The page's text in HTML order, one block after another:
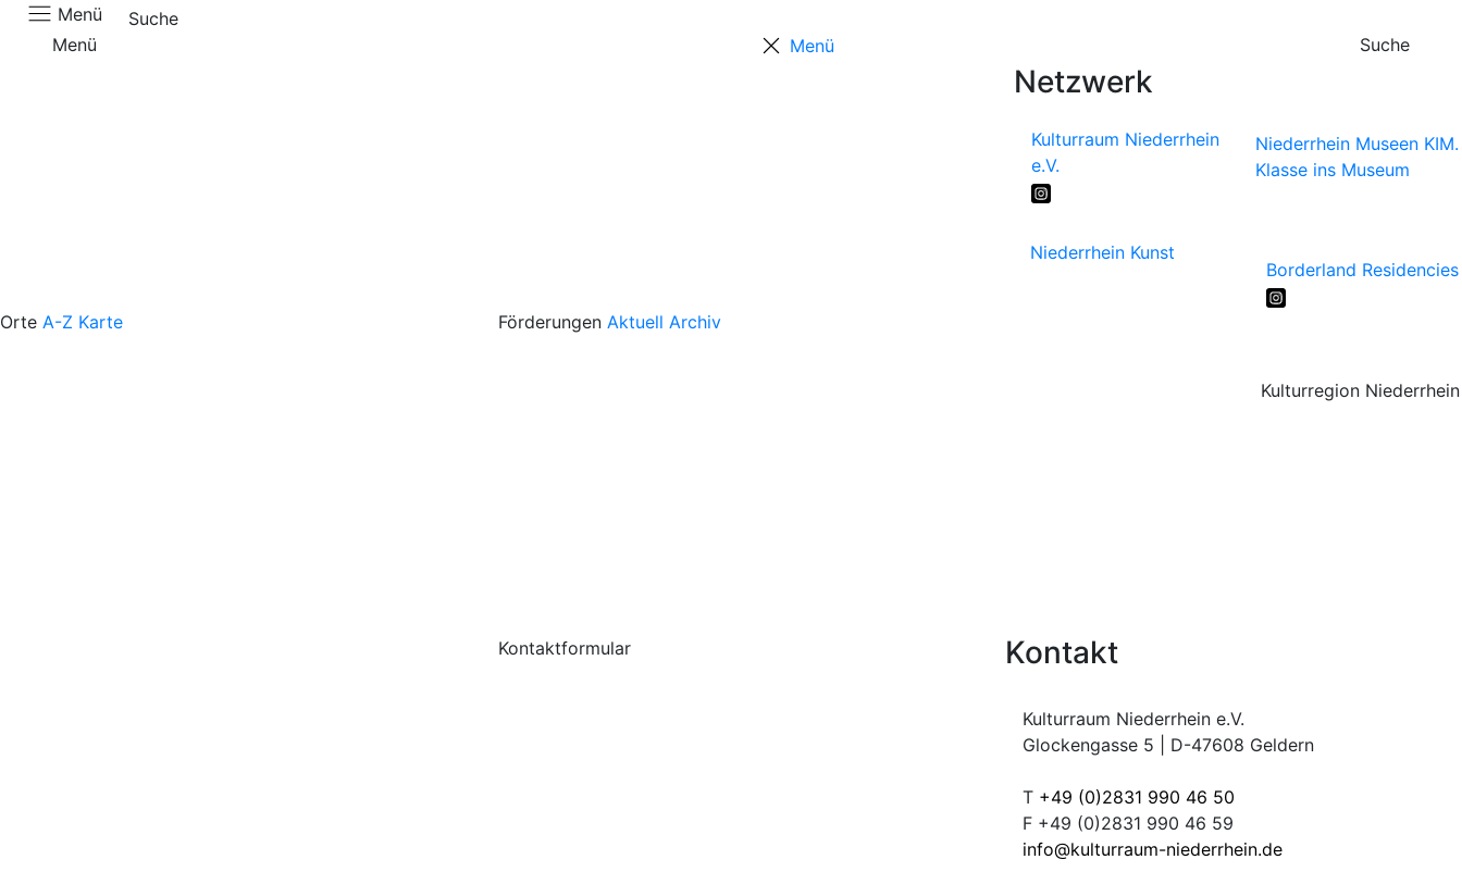
Menü
Suche
Menü
Menü
Suche
Netzwerk
Kulturraum Niederrhein
e.V.
Niederrhein Museen KIM.
Klasse ins Museum
Niederrhein Kunst
Borderland Residencies
Orte A-Z Karte Förderungen Aktuell Archiv
Kulturregion Niederrhein
Kontaktformular
Kontakt
Kulturraum Niederrhein e.V.
Glockengasse 5 | D-47608 Geldern
T +49 (0)2831 990 46 50
F +49 (0)2831 990 46 59
info@kulturraum-niederrhein.de